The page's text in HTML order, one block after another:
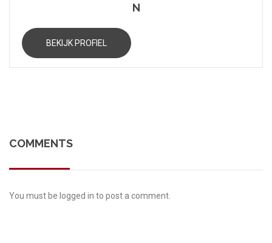
N
BEKIJK PROFIEL
COMMENTS
You must be logged in to post a comment.